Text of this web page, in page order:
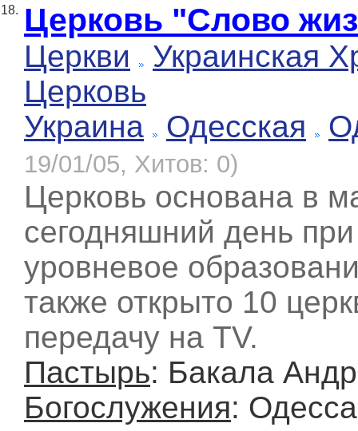
18. Церковь "Слово
Церкви
Украинская
Церковь
Украина
Одесская
19/01/05, Хитов: 0)
Церковь основана в
сегодняшний день
уровневое
также открыто 10
передачу на TV.
Пастырь: Бакала
Богослужения: